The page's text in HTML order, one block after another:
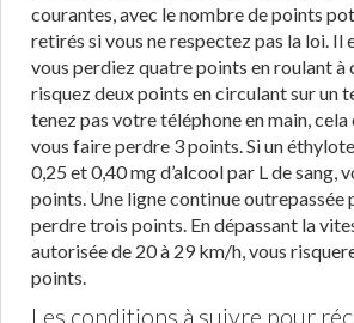
courantes, avec le nombre de points
retirés si vous ne respectez pas la loi. Il
vous perdiez quatre points en roulant à
risquez deux points en circulant sur un
tenez pas votre téléphone en main,
vous faire perdre 3 points. Si un
0,25 et 0,40 mg d’alcool par L de sang,
points. Une ligne continue outrepassée
perdre trois points. En dépassant la
autorisée de 20 à 29 km/h, vous
points.
Les conditions à suivre pour